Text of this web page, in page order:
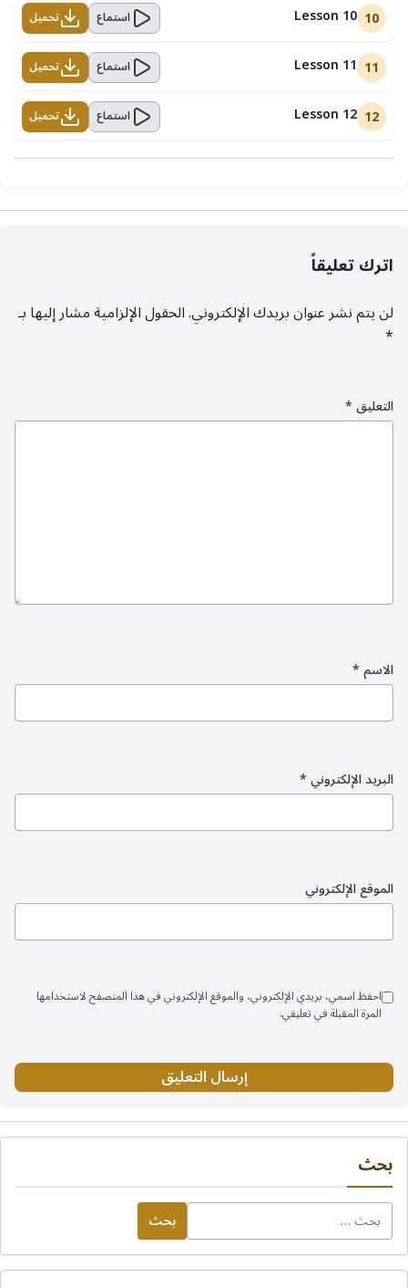
10
Lesson 10 استماع تحميل
11
Lesson 11 استماع تحميل
12
Lesson 12 استماع تحميل
اترك تعليقاً
لن يتم نشر عنوان بريدك الإلكتروني.الحقول الإلزامية مشار إليها بـ
*
التعليق*
الاسم*
البريد الإلكتروني*
الموقع الإلكتروني
احفظ اسمي، بريدي الإلكتروني، والموقع الإلكتروني في هذا المتصفح لاستخدامها
المرة المقبلة في تعليقي.
بحث
البحث
عن: